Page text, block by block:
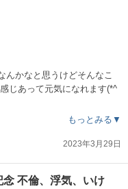
んかなと思うけどそんなこ
じあって元気になれます(*^
もっとみる▼
2023年3月29日
念 不倫、浮気、いけ